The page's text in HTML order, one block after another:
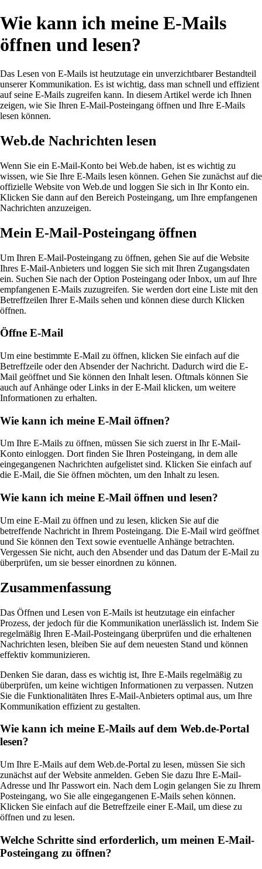
Wie kann ich meine E-Mails
öffnen und lesen?
Das Lesen von E-Mails ist heutzutage ein unverzichtbarer Bestandteil
unserer Kommunikation. Es ist wichtig, dass man schnell und effizient
auf seine E-Mails zugreifen kann. In diesem Artikel werde ich Ihnen
zeigen, wie Sie Ihren E-Mail-Posteingang öffnen und Ihre E-Mails
lesen können.
Web.de Nachrichten lesen
Wenn Sie ein E-Mail-Konto bei Web.de haben, ist es wichtig zu
wissen, wie Sie Ihre E-Mails lesen können. Gehen Sie zunächst auf die
offizielle Website von Web.de und loggen Sie sich in Ihr Konto ein.
Klicken Sie dann auf den Bereich Posteingang, um Ihre empfangenen
Nachrichten anzuzeigen.
Mein E-Mail-Posteingang öffnen
Um Ihren E-Mail-Posteingang zu öffnen, gehen Sie auf die Website
Ihres E-Mail-Anbieters und loggen Sie sich mit Ihren Zugangsdaten
ein. Suchen Sie nach der Option Posteingang oder Inbox, um auf Ihre
empfangenen E-Mails zuzugreifen. Sie werden dort eine Liste mit den
Betreffzeilen Ihrer E-Mails sehen und können diese durch Klicken
öffnen.
Öffne E-Mail
Um eine bestimmte E-Mail zu öffnen, klicken Sie einfach auf die
Betreffzeile oder den Absender der Nachricht. Dadurch wird die E-
Mail geöffnet und Sie können den Inhalt lesen. Oftmals können Sie
auch auf Anhänge oder Links in der E-Mail klicken, um weitere
Informationen zu erhalten.
Wie kann ich meine E-Mail öffnen?
Um Ihre E-Mails zu öffnen, müssen Sie sich zuerst in Ihr E-Mail-
Konto einloggen. Dort finden Sie Ihren Posteingang, in dem alle
eingegangenen Nachrichten aufgelistet sind. Klicken Sie einfach auf
die E-Mail, die Sie öffnen möchten, um den Inhalt zu lesen.
Wie kann ich meine E-Mail öffnen und lesen?
Um eine E-Mail zu öffnen und zu lesen, klicken Sie auf die
betreffende Nachricht in Ihrem Posteingang. Die E-Mail wird geöffnet
und Sie können den Text sowie eventuelle Anhänge betrachten.
Vergessen Sie nicht, auch den Absender und das Datum der E-Mail zu
überprüfen, um sie besser einordnen zu können.
Zusammenfassung
Das Öffnen und Lesen von E-Mails ist heutzutage ein einfacher
Prozess, der jedoch für die Kommunikation unerlässlich ist. Indem Sie
regelmäßig Ihren E-Mail-Posteingang überprüfen und die erhaltenen
Nachrichten lesen, bleiben Sie auf dem neuesten Stand und können
effektiv kommunizieren.
Denken Sie daran, dass es wichtig ist, Ihre E-Mails regelmäßig zu
überprüfen, um keine wichtigen Informationen zu verpassen. Nutzen
Sie die Funktionalitäten Ihres E-Mail-Anbieters optimal aus, um Ihre
Kommunikation effizient zu gestalten.
Wie kann ich meine E-Mails auf dem Web.de-Portal
lesen?
Um Ihre E-Mails auf dem Web.de-Portal zu lesen, müssen Sie sich
zunächst auf der Website anmelden. Geben Sie dazu Ihre E-Mail-
Adresse und Ihr Passwort ein. Nach dem Login gelangen Sie zu Ihrem
Posteingang, wo Sie alle eingegangenen E-Mails sehen können.
Klicken Sie einfach auf die Betreffzeile einer E-Mail, um diese zu
öffnen und zu lesen.
Welche Schritte sind erforderlich, um meinen E-Mail-
Posteingang zu öffnen?